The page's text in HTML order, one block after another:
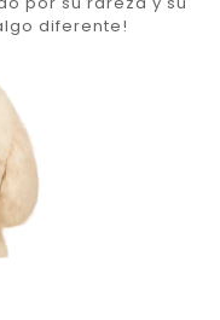
diferente!